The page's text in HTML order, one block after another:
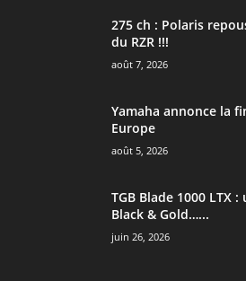
275 ch : Polaris
du RZR !!!
août 7, 2026
Yamaha annonce la
Europe
août 5, 2026
TGB Blade 1000 LTX
Black & Gold…...
juin 26, 2026